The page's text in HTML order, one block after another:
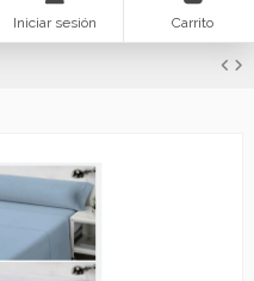
Iniciar sesión Carrito